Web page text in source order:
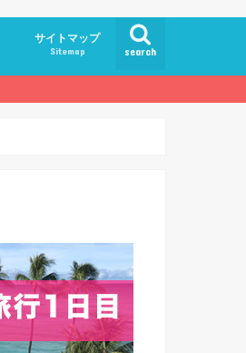
search
サイトマップ
Sitemap